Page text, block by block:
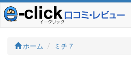
ホーム ミチ７